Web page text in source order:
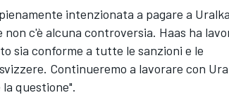
intenzionata a pagare a
c'è alcuna controversia. Haas ha
sia conforme a tutte le sanzioni e le
Continueremo a lavorare con
questione".